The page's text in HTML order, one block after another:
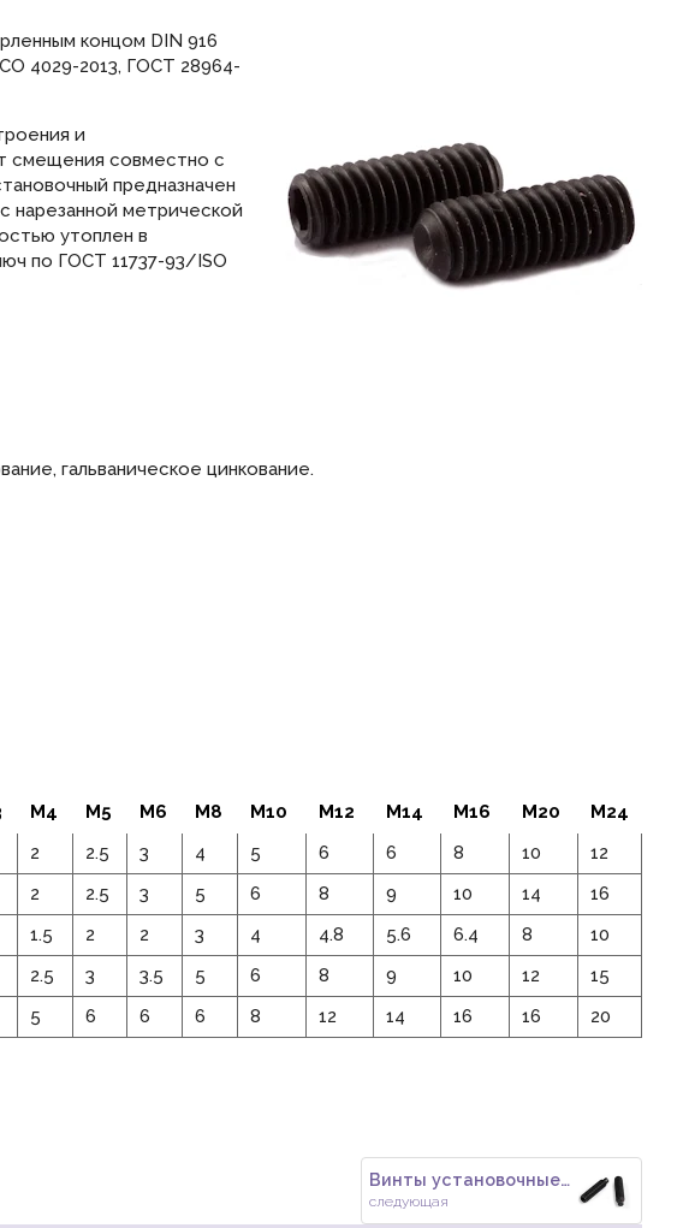
концом DIN 916
4029-2013, ГОСТ 28964-
и
смещения совместно с
предназначен
нарезанной метрической
утоплен в
по ГОСТ 11737-93/ISO
гальваническое цинкование.
M4 M5 M6 M8 M10 M12 M14 M16 M20
M24
2 2.5 3 4 5 6 6 8 10
12
2 2.5 3 5 6 8 9 10 14
16
1.5 2 2 3 4 4.8 5.6 6.4 8
10
2.5 3 3.5 5 6 8 9 10 12
15
5 6 6 6 8 12 14 16 16 20
Винты установочные DIN 915 ISO
следующая